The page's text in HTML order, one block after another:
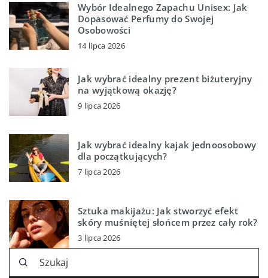
Wybór Idealnego Zapachu Unisex: Jak
Dopasować Perfumy do Swojej
Osobowości
14 lipca 2026
Jak wybrać idealny prezent biżuteryjny
na wyjątkową okazję?
9 lipca 2026
Jak wybrać idealny kajak jednoosobowy
dla początkujących?
7 lipca 2026
Sztuka makijażu: Jak stworzyć efekt
skóry muśniętej słońcem przez cały rok?
3 lipca 2026